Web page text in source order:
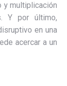
y multiplicación
Y por último,
en una
acercar a un